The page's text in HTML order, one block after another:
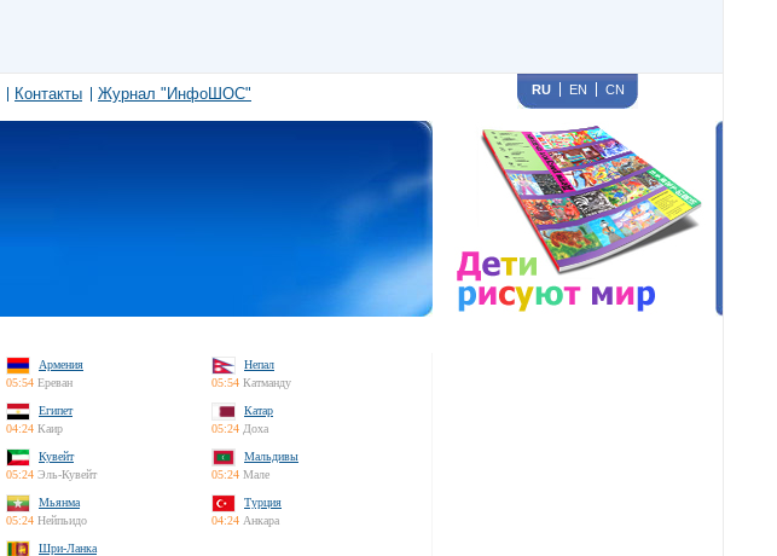
Контакты Журнал "ИнфоШОС" RU EN CN
Армения
05:54 Ереван
Непал
05:54 Катманду
Египет
04:24 Каир
Катар
05:24 Доха
Кувейт
05:24 Эль-Кувейт
Мальдивы
05:24 Мале
Мьянма
05:24 Нейпьидо
Турция
04:24 Анкара
Шри-Ланка